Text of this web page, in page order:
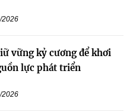
2026
vững kỷ cương để khơi
lực phát triển
2026